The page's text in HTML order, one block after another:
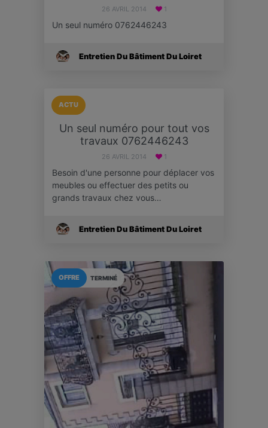
26 AVRIL 2014 1
Un seul numéro 0762446243
Entretien Du Bâtiment Du Loiret
ACTU
Un seul numéro pour tout vos
travaux 0762446243
26 AVRIL 2014 1
Besoin d'une personne pour déplacer vos
meubles ou effectuer des petits ou
grands travaux chez vous…
Entretien Du Bâtiment Du Loiret
TERMINÉ
OFFRE